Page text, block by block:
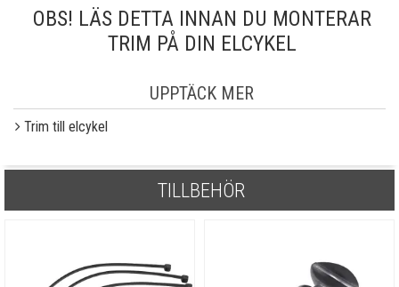
OBS! LÄS DETTA INNAN DU MONTERAR
TRIM PÅ DIN ELCYKEL
UPPTÄCK MER
Trim till elcykel
TILLBEHÖR